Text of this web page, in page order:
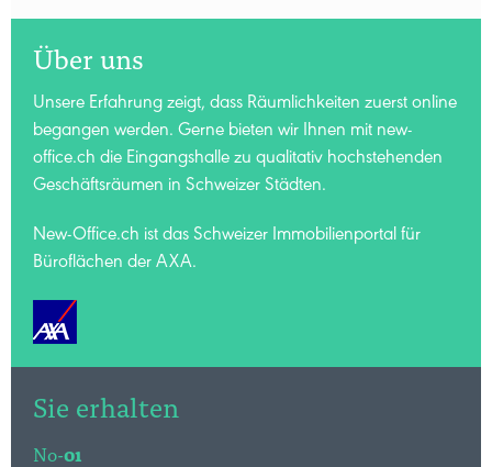
Über uns
Unsere Erfahrung zeigt, dass Räumlichkeiten zuerst online
begangen werden. Gerne bieten wir Ihnen mit new-
office.ch die Eingangshalle zu qualitativ hochstehenden
Geschäftsräumen in Schweizer Städten.
New-Office.ch ist das Schweizer Immobilienportal für
Büroflächen der AXA.
Sie erhalten
No-01